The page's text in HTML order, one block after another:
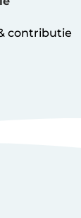
contributie